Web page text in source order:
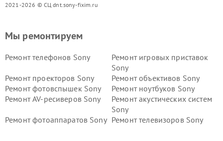
2021-2026 © СЦ dnt.sony-fixim.ru
Мы ремонтируем
Ремонт телефонов Sony
Ремонт игровых приставок
Sony
Ремонт проекторов Sony
Ремонт объективов Sony
Ремонт фотовспышек Sony
Ремонт ноутбуков Sony
Ремонт AV-ресиверов Sony
Ремонт акустических систем
Sony
Ремонт фотоаппаратов Sony Ремонт телевизоров Sony